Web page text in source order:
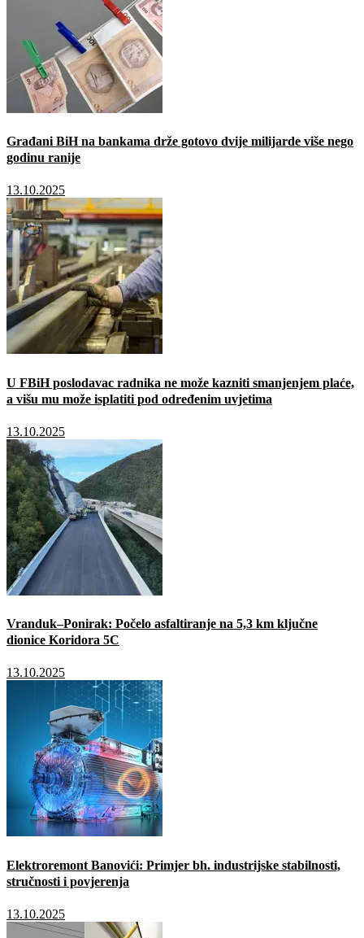
Građani BiH na bankama drže gotovo dvije milijarde više nego
godinu ranije
13.10.2025
U FBiH poslodavac radnika ne može kazniti smanjenjem plaće,
a višu mu može isplatiti pod određenim uvjetima
13.10.2025
Vranduk–Ponirak: Počelo asfaltiranje na 5,3 km ključne
dionice Koridora 5C
13.10.2025
Elektroremont Banovići: Primjer bh. industrijske stabilnosti,
stručnosti i povjerenja
13.10.2025